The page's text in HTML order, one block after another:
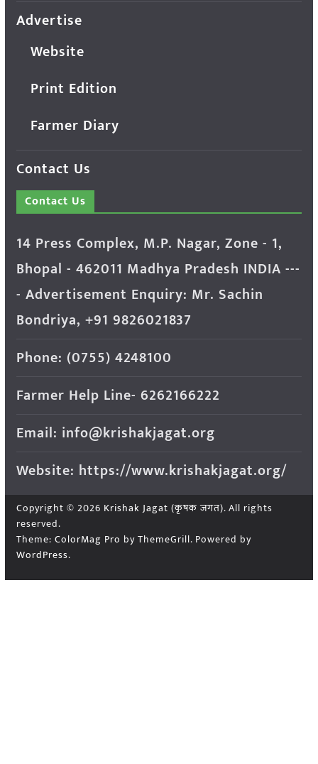
Advertise
Website
Print Edition
Farmer Diary
Contact Us
Contact Us
14 Press Complex, M.P. Nagar, Zone - 1,
Bhopal - 462011 Madhya Pradesh INDIA ---
- Advertisement Enquiry: Mr. Sachin
Bondriya, +91 9826021837
Phone: (0755) 4248100
Farmer Help Line- 6262166222
Email: info@krishakjagat.org
Website: https://www.krishakjagat.org/
Copyright © 2026 Krishak Jagat (कृषक जगत). All rights
reserved.
Theme: ColorMag Pro by ThemeGrill. Powered by
WordPress.